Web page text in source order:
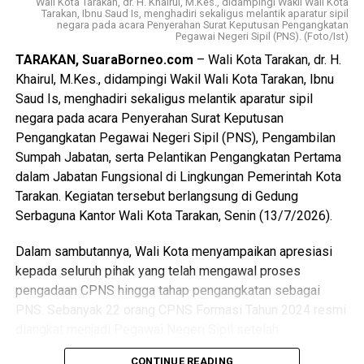
Kepemudaan diharapkan menjadi landasan untuk
meningkatkan kualitas dan kapasitas pemuda, mendorong
kreativitas, inovasi, kewirausahaan, serta memperkuat
peran organisasi kepemudaan dan partisipasi generasi
muda dalam pembangunan daerah. Wali Kota juga
menekankan pentingnya implementasi yang konsisten,
terukur, dan berkelanjutan melalui sinergi antara
pemerintah, DPRD, organisasi kepemudaan, dunia
pendidikan, dunia usaha, dan seluruh pemangku
kepentingan guna mewujudkan pemuda Tarakan yang
berkarakter, mandiri, inovatif, dan berdaya saing.
Views: 57
Bagikan ke
Tarakan, Ibnu Saud Is, menghadiri sekaligus melantik aparatur sipil
negara pada acara Penyerahan Surat Keputusan Pengangkatan
Pegawai Negeri Sipil (PNS). (Foto/Ist)
TARAKAN, SuaraBorneo.com – Wali Kota Tarakan, dr. H.
Khairul, M.Kes., didampingi Wakil Wali Kota Tarakan, Ibnu
Saud Is, menghadiri sekaligus melantik aparatur sipil
negara pada acara Penyerahan Surat Keputusan
Pengangkatan Pegawai Negeri Sipil (PNS), Pengambilan
Sumpah Jabatan, serta Pelantikan Pengangkatan Pertama
dalam Jabatan Fungsional di Lingkungan Pemerintah Kota
Tarakan. Kegiatan tersebut berlangsung di Gedung
Serbaguna Kantor Wali Kota Tarakan, Senin (13/7/2026).
Dalam sambutannya, Wali Kota menyampaikan apresiasi
kepada seluruh pihak yang telah mengawal proses
pengadaan CPNS hingga tahap pengangkatan sebagai
PNS. Sebanyak 22 orang CPNS Formasi Tahun 2024 resmi
menyelesaikan seluruh tahapan yang dipersyaratkan, mulai
CONTINUE READING